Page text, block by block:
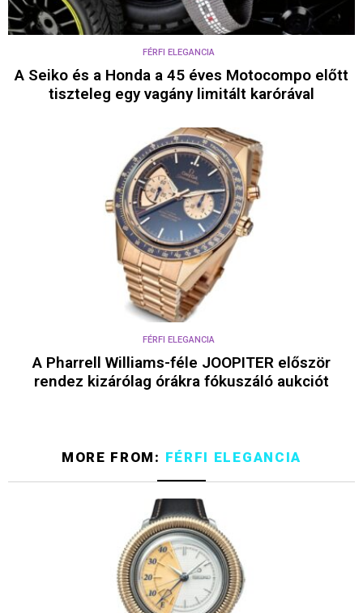
FÉRFI ELEGANCIA
A Seiko és a Honda a 45 éves Motocompo előtt
tiszteleg egy vagány limitált karórával
FÉRFI ELEGANCIA
A Pharrell Williams-féle JOOPITER először
rendez kizárólag órákra fókuszáló aukciót
MORE FROM: FÉRFI ELEGANCIA